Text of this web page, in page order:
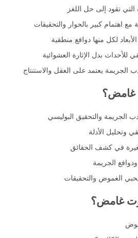
تقود إلى حل اللغز
اهتمام كبير بالحوار والتحقيقات
لكل منها دوافع منطقية
بدل الإثارة العشوائية
الجريمة يعتمد على العقل والاستنتاج
غامض؟
الجريمة والتحقيق البوليسي
وتحليل الأدلة
في كشف الحقائق
الجريمة
الغموض والتحقيقات
غامض؟